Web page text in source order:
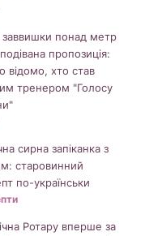
заввишки понад метр
пропозиція:
відомо, хто став
тренером "Голосу
сирна запіканка з
старовинний
по-українськи
Ротару вперше за